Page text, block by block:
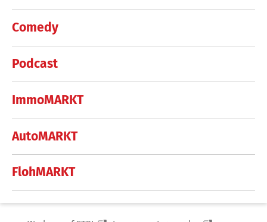
Comedy
Podcast
ImmoMARKT
AutoMARKT
FlohMARKT